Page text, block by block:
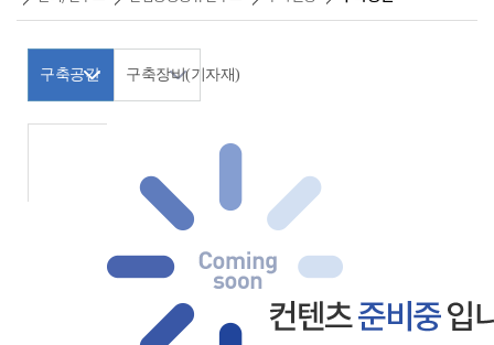
구축공간 구축장비(기자재)